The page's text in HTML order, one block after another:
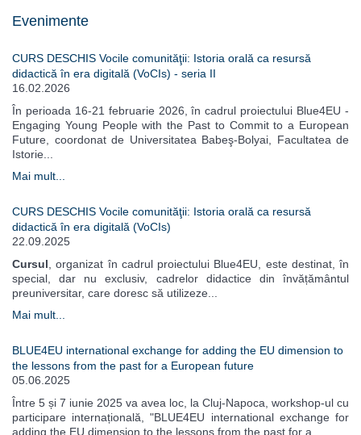
Evenimente
CURS DESCHIS Vocile comunităţii: Istoria orală ca resursă
didactică în era digitală (VoCIs) - seria II
16.02.2026
În perioada 16-21 februarie 2026, în cadrul proiectului Blue4EU -
Engaging Young People with the Past to Commit to a European
Future, coordonat de Universitatea Babeş-Bolyai, Facultatea de
Istorie...
Mai mult...
CURS DESCHIS Vocile comunităţii: Istoria orală ca resursă
didactică în era digitală (VoCIs)
22.09.2025
Cursul , organizat în cadrul proiectului Blue4EU, este destinat, în
special, dar nu exclusiv, cadrelor didactice din învățământul
preuniversitar, care doresc să utilizeze...
Mai mult...
BLUE4EU international exchange for adding the EU dimension to
the lessons from the past for a European future
05.06.2025
Între 5 și 7 iunie 2025 va avea loc, la Cluj-Napoca, workshop-ul cu
participare internațională, "BLUE4EU international exchange for
adding the EU dimension to the lessons from the past for a...